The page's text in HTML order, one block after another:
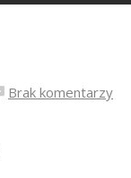
Brak komentarzy